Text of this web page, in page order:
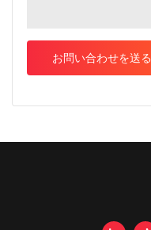
お問い合わせを送る